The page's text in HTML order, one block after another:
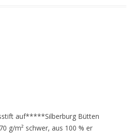
auf*****Silberburg Bütten
g/m² schwer, aus 100 % er